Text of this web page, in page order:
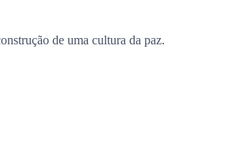
de uma cultura da paz.